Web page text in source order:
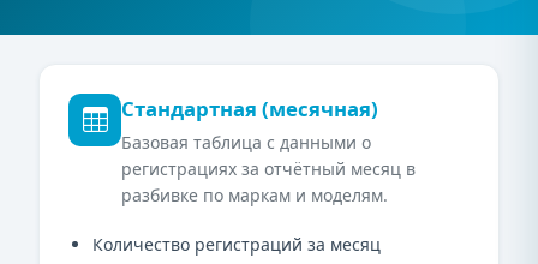
Стандартная (месячная)
Базовая таблица с данными о
регистрациях за отчётный месяц в
разбивке по маркам и моделям.
Количество регистраций за месяц